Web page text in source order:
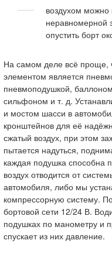
воздухом
неравномерной
опустить борт
На самом деле всё проще,
элементом является
пневмоподушкой,
сильфоном и т. д.
и мостом шасси в
кронштейнов для её
сжатый воздух, при этом
пытается надуться,
каждая подушка способна
воздух отводится от
автомобиля, либо мы
компрессорную систему.
бортовой сети 12/24 В.
подушках по манометру и
спускает из них давление.